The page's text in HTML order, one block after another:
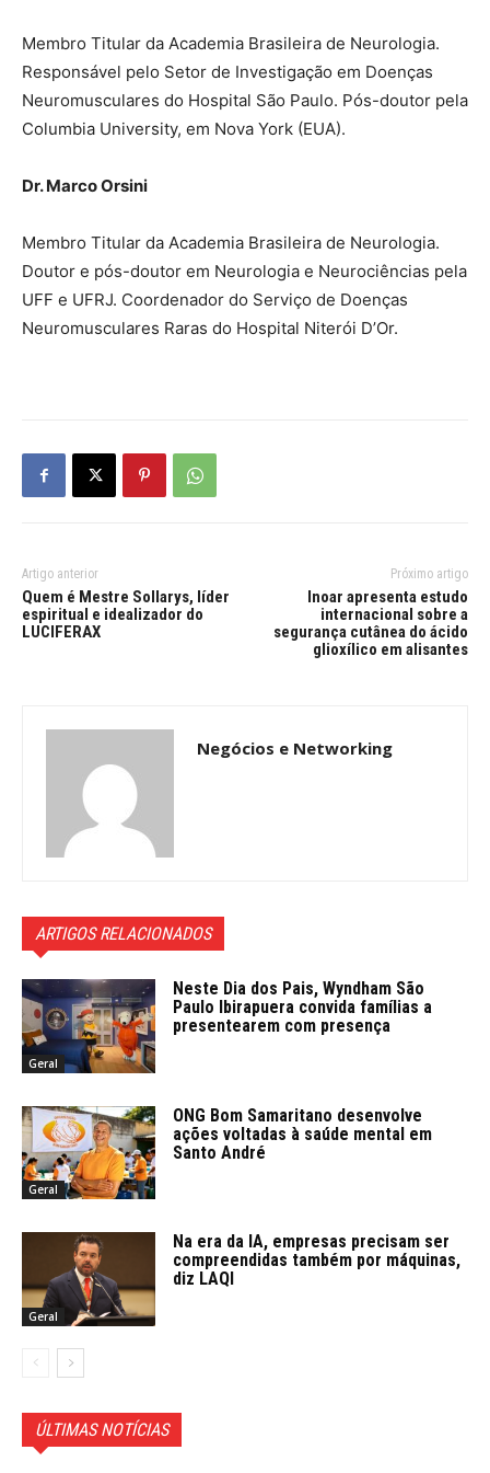
Membro Titular da Academia Brasileira de Neurologia.
Responsável pelo Setor de Investigação em Doenças
Neuromusculares do Hospital São Paulo. Pós-doutor pela
Columbia University, em Nova York (EUA).
Dr. Marco Orsini
Membro Titular da Academia Brasileira de Neurologia.
Doutor e pós-doutor em Neurologia e Neurociências pela
UFF e UFRJ. Coordenador do Serviço de Doenças
Neuromusculares Raras do Hospital Niterói D’Or.
Artigo anterior
Quem é Mestre Sollarys, líder
espiritual e idealizador do
LUCIFERAX
Próximo artigo
Inoar apresenta estudo
internacional sobre a
segurança cutânea do ácido
glioxílico em alisantes
Negócios e Networking
ARTIGOS RELACIONADOS
Geral
Neste Dia dos Pais, Wyndham São
Paulo Ibirapuera convida famílias a
presentearem com presença
Geral
ONG Bom Samaritano desenvolve
ações voltadas à saúde mental em
Santo André
Geral
Na era da IA, empresas precisam ser
compreendidas também por máquinas,
diz LAQI
ÚLTIMAS NOTÍCIAS